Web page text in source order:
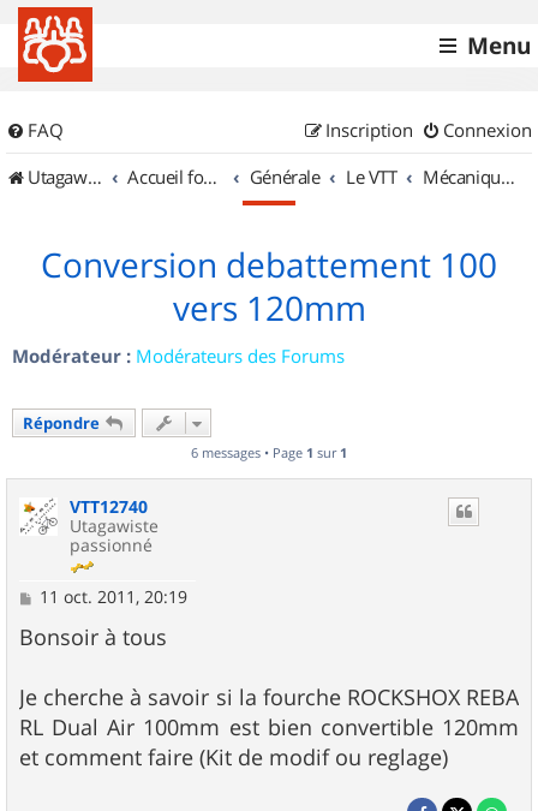
Menu
FAQ Connexion
Inscription
UtagawaVTT (Randos VTT et VTTAE avec traces GPS)
Accueil forum Générale Le VTT Mécanique et Entretiens
Conversion debattement 100
vers 120mm
Modérateur : Modérateurs des Forums
Répondre
6 messages • Page 1 sur 1
VTT12740
Utagawiste
passionné
M
s
s
g
e
11 oct. 2011, 20:19
Bonsoir à tous
Je cherche à savoir si la fourche ROCKSHOX REBA
RL Dual Air 100mm est bien convertible 120mm
et comment faire (Kit de modif ou reglage)